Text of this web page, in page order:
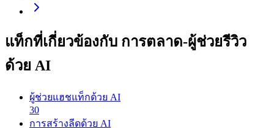
แท็กที่เกี่ยวข้องกับ การตลาด-ผู้ช่วยรีวิว
ด้วย AI
ผู้ช่วยแฮชแท็กด้วย AI
30
การสร้างลีดด้วย AI